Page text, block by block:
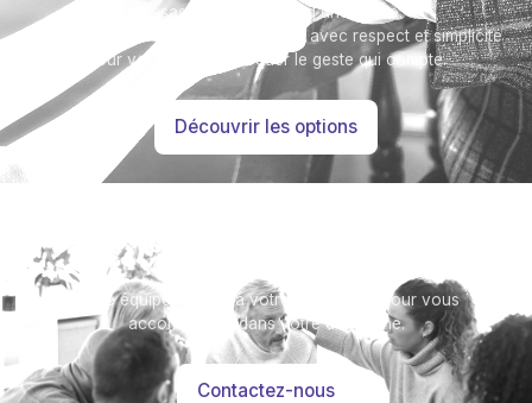
message accompagné d'une photo.
Toutes nos options sont présentées avec respect et simplicité
pour vous aider à marquer le geste qui compte.
Découvrir les options
Notre équipe se tient à votre disposition pour vous
accompagner dans votre démarche.
Contactez-nous